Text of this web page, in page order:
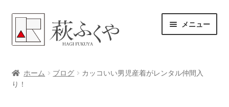
ナ
ビ
ゲ
シ
ョ
コ
ン
テ
ツ
へ
メニュー
各レンタル案内
ホーム ブログ
カッコいい男児産着がレンタル仲間入
り！